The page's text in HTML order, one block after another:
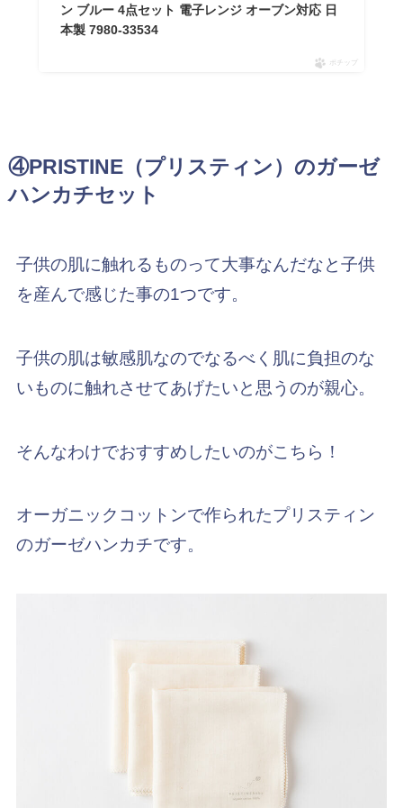
ン ブルー 4点セット 電子レンジ オーブン対応 日
本製 7980-33534
ポチップ
④PRISTINE（プリスティン）のガーゼ
ハンカチセット
子供の肌に触れるものって大事なんだなと子供
を産んで感じた事の1つです。
子供の肌は敏感肌なのでなるべく肌に負担のな
いものに触れさせてあげたいと思うのが親心。
そんなわけでおすすめしたいのがこちら！
オーガニックコットンで作られたプリスティン
のガーゼハンカチです。